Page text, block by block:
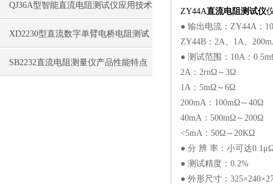
QJ36A型智能直流电阻测试仪应用技术
特点
XD2230型直流数字单臂电桥电阻测试
仪性能特点
SB2232直流电阻测量仪产品性能特点
ZY44A直流电阻测试仪
● 输出电流：ZY44A：
ZY44B：2A、1A、
● 测试范围：10A：
2A：2rnΩ～3Ω
1A：5mΩ～6Ω
200mA：100mΩ～40Ω
40mA：500mΩ～200Ω
<5mA：50Ω～20KΩ
● 分 辨 率：小可达
● 测试精度：0.2%
● 外形尺寸：